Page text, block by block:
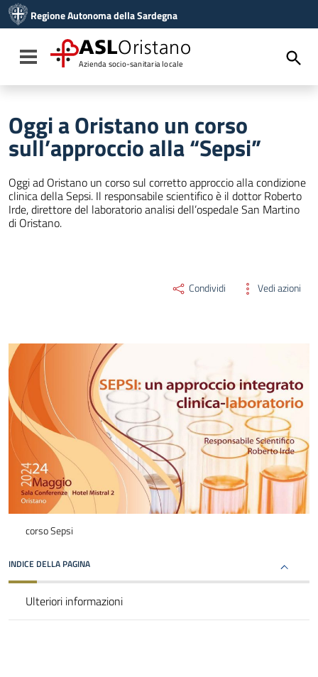
Vai al menu di navigazione
Vai al footer
Regione Autonoma della Sardegna
Toggle navigation
ASLOristano
Azienda socio-sanitaria locale
Oggi a Oristano un corso
sull’approccio alla “Sepsi”
Oggi ad Oristano un corso sul corretto approccio alla condizione
clinica della Sepsi. Il responsabile scientifico è il dottor Roberto
Irde, direttore del laboratorio analisi dell’ospedale San Martino
di Oristano.
Condividi Vedi azioni
corso Sepsi
INDICE DELLA PAGINA
Ulteriori informazioni